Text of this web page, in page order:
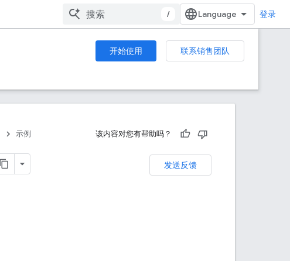
/ 登录
开始使用
联系销售团队
示例 该内容对您有帮助吗？
发送反馈